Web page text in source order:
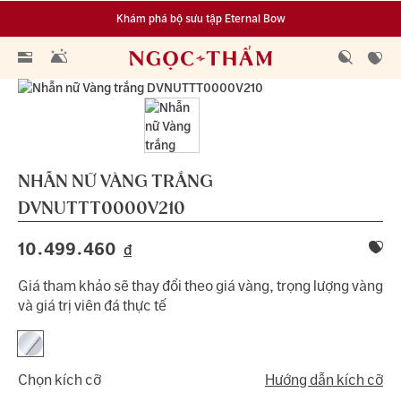
Khám phá bộ sưu tập Eternal Bow
Đa dạng lựa chọn tích luỹ từ 0.1 chỉ vàng 999.9
NHẪN NỮ VÀNG TRẮNG
DVNUTTT0000V210
10.499.460 đ
Giá tham khảo sẽ thay đổi theo giá vàng, trọng lượng vàng
và giá trị viên đá thực tế
Chọn kích cỡ Hướng dẫn kích cỡ